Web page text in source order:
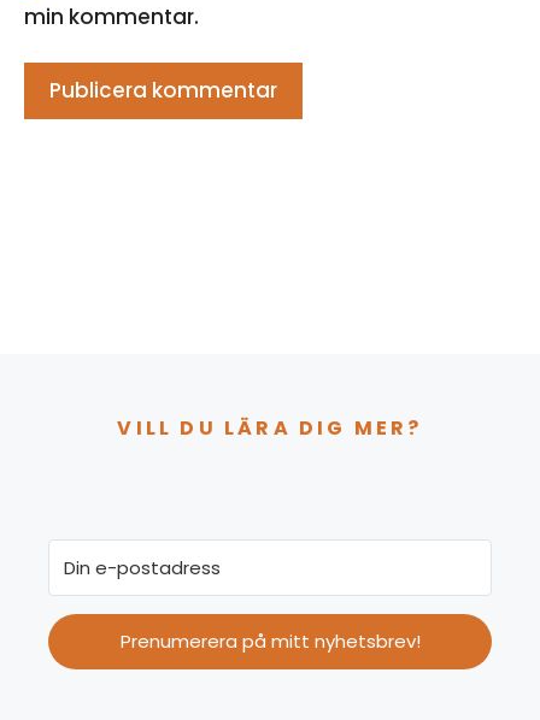
min kommentar.
VILL DU LÄRA DIG MER?
Prenumerera på mitt nyhetsbrev!